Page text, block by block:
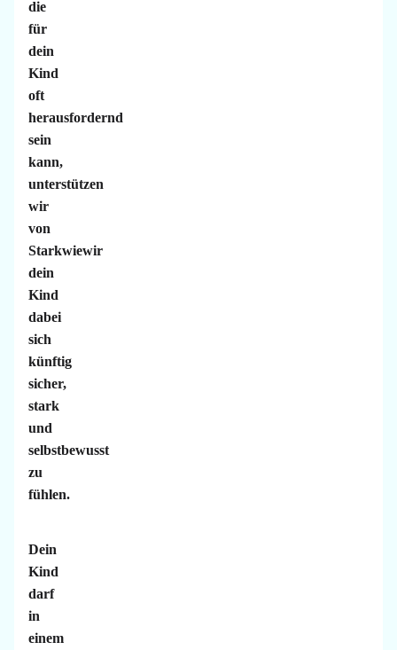
die
für
dein
Kind
oft
herausfordernd
sein
kann,
unterstützen
wir
von
Starkwiewir
dein
Kind
dabei
sich
künftig
sicher,
stark
und
selbstbewusst
zu
fühlen.
Dein
Kind
darf
in
einem